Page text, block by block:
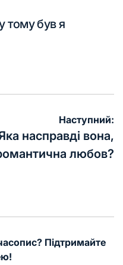
тому був я
Наступний:
насправді вона,
любов?
Підтримайте